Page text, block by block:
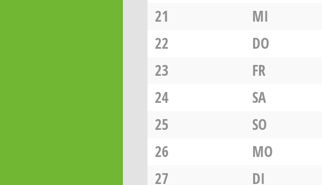
21
MI
22
DO
23
FR
24
SA
25
SO
26
MO
27
DI